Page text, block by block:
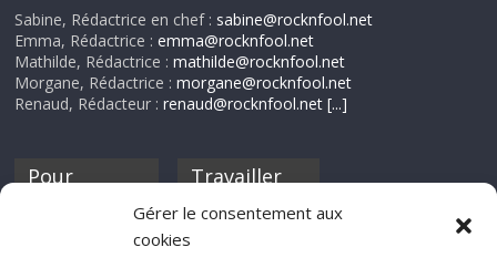
Gérer le consentement aux
cookies
Sabine, Rédactrice en chef : sabine@rocknfool.net
Emma, Rédactrice :emma@rocknfool.net
Mathilde, Rédactrice :mathilde@rocknfool.net
Morgane, Rédactrice :morgane@rocknfool.net
Renaud, Rédacteur :renaud@rocknfool.net [...]
Pour
discothèque
Travailler
Si tu souhaites